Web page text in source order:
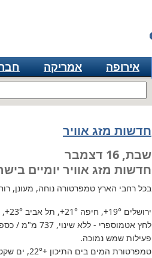
אירופה אמריקה
חדשות מזג אוויר
שבת, 16 דצמבר
חדשות מזג אוויר יומיים
בכל רחבי הארץ טמפרטורה נוחה, מעונן, רוח קלה
ירושלים +19°, חיפה +21°, תל אביב +23°
,
לחץ אטמוספרי - ללא שינוי, 737 מ"מ / כספית עמ '
פעילות שמש נמוכה.
טמפרטורת המים בים התיכון +22°
, ים שקט,